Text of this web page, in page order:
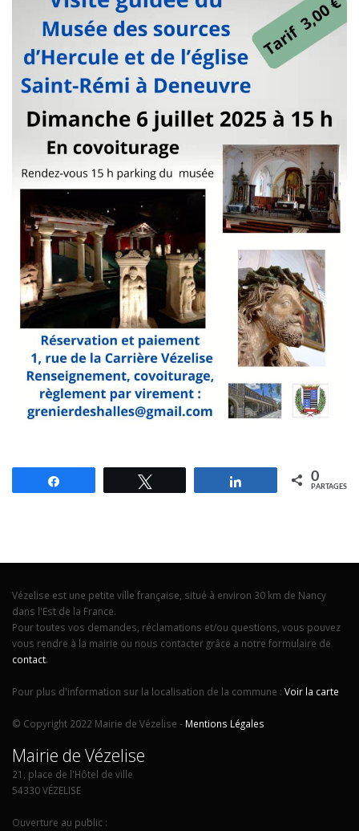
Partagez 0
PARTAGES
Vézelise est une petite ville française, situé à environ 30 km de Nancy
dans l'Est de la France.
Pour toutes vos demandes, réclamations et/ou questions, vous pouvez
vous rendre à la mairie ou nous contacter grâce a notre formulaire de
contact.
Pour plus d'information sur la localisation de la commune : Voir la carte
© Copyright 2022 Mairie de Vézelise - Mentions Légales
Mairie de Vézelise
21, place de l'Hôtel de ville
54330 VÉZELISE
Ouverture au public :